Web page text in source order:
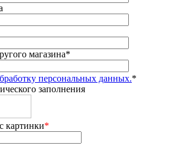
магазина*
персональных данных.*
заполнения
картинки*